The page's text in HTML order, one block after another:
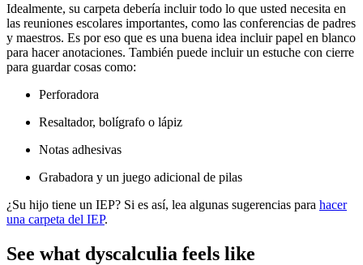
Idealmente, su carpeta debería incluir todo lo que usted necesita en
las reuniones escolares importantes, como las conferencias de padres
y maestros. Es por eso que es una buena idea incluir papel en blanco
para hacer anotaciones. También puede incluir un estuche con cierre
para guardar cosas como:
Perforadora
Resaltador, bolígrafo o lápiz
Notas adhesivas
Grabadora y un juego adicional de pilas
¿Su hijo tiene un IEP? Si es así, lea algunas sugerencias para hacer
una carpeta del IEP.
See what dyscalculia feels like